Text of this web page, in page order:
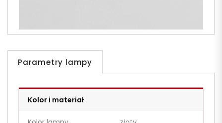
Parametry lampy
Kolor i materiał